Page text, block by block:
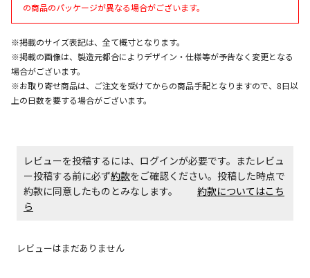
お見積商品です。金額・施工日はお打ち合わせの上、
決定となります。
エアコンの取付工事が必要な商品です。別途費用が発
商品購入個数ごとに送料がかかる商品です
の商品のパッケージが異なる場合がございます。
※掲載のサイズ表記は、全て概寸となります。
※掲載の画像は、製造元都合によりデザイン・仕様等が予告なく変更となる
場合がございます。
※お取り寄せ商品は、ご注文を受けてからの商品手配となりますので、8日以
上の日数を要する場合がございます。
レビューを投稿するには、ログインが必要です。またレビュ
ー投稿する前に必ず約款をご確認ください。投稿した時点で
約款に同意したものとみなします。 約款についてはこち
ら
レビューはまだありません